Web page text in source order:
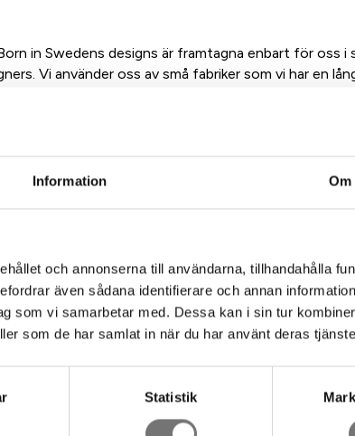
Information Om
och annonserna till användarna, tillhandahålla
även sådana identifierare och annan
som vi samarbetar med. Dessa kan i sin tur
som de har samlat in när du har använt deras
Statistik
in Swedens designs är framtagna enbart för oss
Vi använder oss av små fabriker som vi har en
tillbehör till denna produkt